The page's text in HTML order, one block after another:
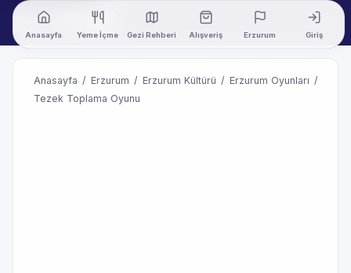
Anasayfa Yeme İçme Gezi Rehberi Alışveriş Erzurum Giriş
Anasayfa / Erzurum / Erzurum Kültürü / Erzurum Oyunları /
Tezek Toplama Oyunu